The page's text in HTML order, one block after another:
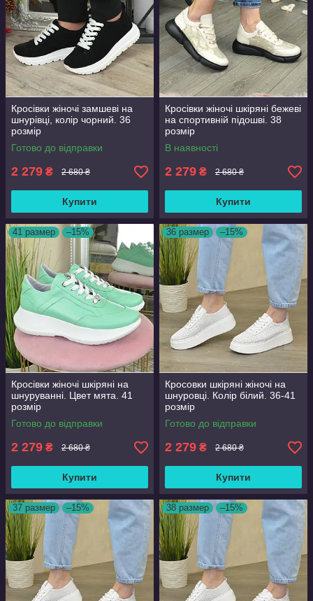
Кросівки жіночі замшеві на
шнурівці, колір чорний. 36
розмір
Готово до відправки
2 279 ₴ 2 680 ₴
Купити
Кросівки жіночі шкіряні бежеві
на спортивній підошві. 38
розмір
В наявності
2 279 ₴ 2 680 ₴
Купити
41 размер –15%
Кросівки жіночі шкіряні на
шнуруванні. Цвет мята. 41
розмір
Готово до відправки
2 279 ₴ 2 680 ₴
Купити
36 размер –15%
Кросовки шкіряні жіночі на
шнуровці. Колір білий. 36-41
розмір
Готово до відправки
2 279 ₴ 2 680 ₴
Купити
37 размер –15% 38 размер –15%